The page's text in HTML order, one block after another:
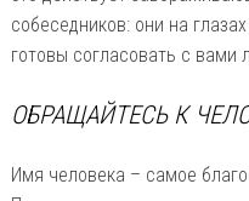
собеседников: они на
готовы согласовать с
ОБРАЩАЙТЕСЬ К
Имя человека – самое